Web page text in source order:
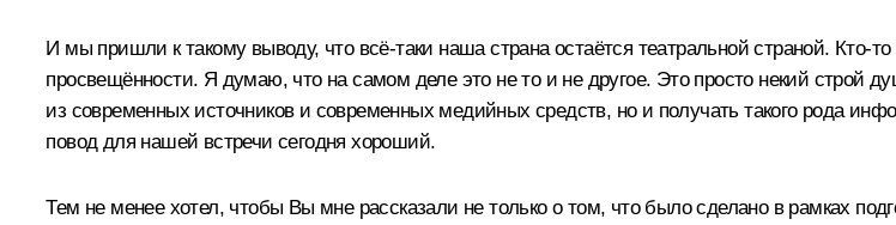
И мы пришли к такому выводу, что всё‑таки наша страна остаётся театральной страной. Кто‑то
просвещённости. Я думаю, что на самом деле это не то и не другое. Это просто некий строй
из современных источников и современных медийных средств, но и получать такого рода
повод для нашей встречи сегодня хороший.
Тем не менее хотел, чтобы Вы мне рассказали не только о том, что было сделано в рамках